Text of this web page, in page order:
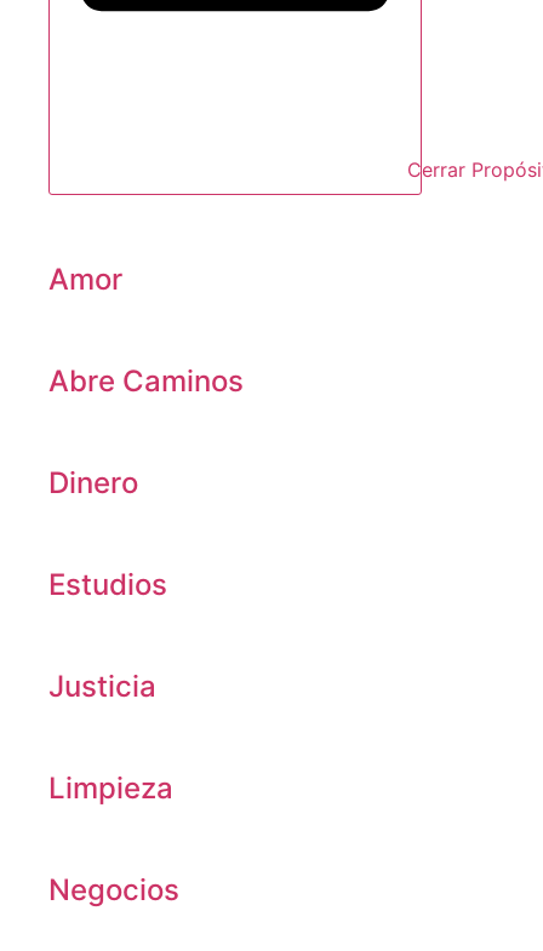
Cerrar
Amor
Abre Caminos
Dinero
Estudios
Justicia
Limpieza
Negocios